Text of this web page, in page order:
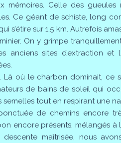
mémoires. Celle des gueules
Ce géant de schiste, long
s’étire sur 1,5 km. Autrefois
On y grimpe
anciens sites d’extraction
Là où le charbon dominait, ce
de bains de soleil qui
semelles tout en respirant une
de chemins encore
encore présents, mélangés
descente maîtrisée, nous